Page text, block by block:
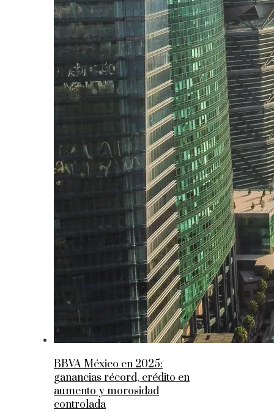
BBVA México en 2025:
ganancias récord, crédito en
aumento y morosidad
controlada